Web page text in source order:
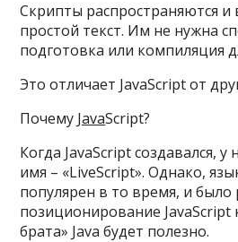
Скрипты распространяются и
простой текст. Им не нужна
подготовка или компиляция
Это отличает JavaScript от
Почему JavaScript?
Когда JavaScript создавался, у
имя – «LiveScript». Однако,
популярен в то время, и
позиционирование JavaScript
брата» Java будет полезно.